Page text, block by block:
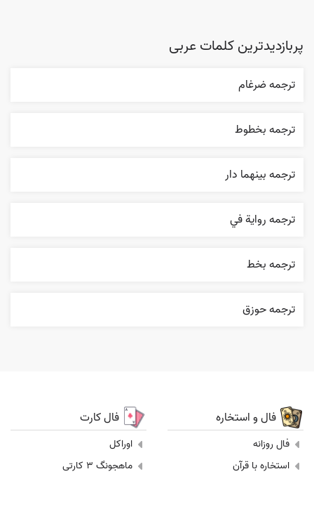
پربازدیدترین کلمات عربی
ترجمه ضرغام
ترجمه بخطوط
ترجمه بينهما دار
ترجمه روایة في
ترجمه بخط
ترجمه حوزق
فال و استخاره
فال روزانه
استخاره با قرآن
فال کارت
اوراکل
ماهجونگ 3 کارتی